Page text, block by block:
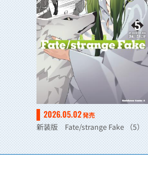
2026.05.02発売
新装版 Fate/strange Fake （5）